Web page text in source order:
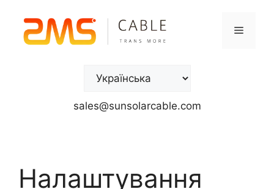
sales@sunsolarcable.com
Налаштування